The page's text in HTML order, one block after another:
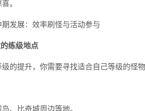
。
展：效率刷怪与活动参与
练级地点
提升，你需要寻找适合自己等级的怪物
比奇城周边等地。